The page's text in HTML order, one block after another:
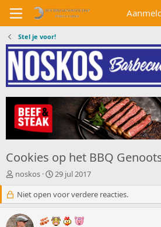
Stel je voor!
Cookies op het BBQ
O
d
e
r
noskos
S
a
r
t
29 jul 2017
Niet open voor verdere reacties.